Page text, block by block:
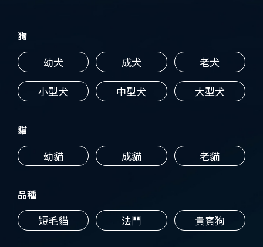
狗
幼犬 成犬
老犬
小型犬
中型犬 大型犬
貓
幼貓 成貓 老貓
品種
短毛貓 法鬥 貴賓狗